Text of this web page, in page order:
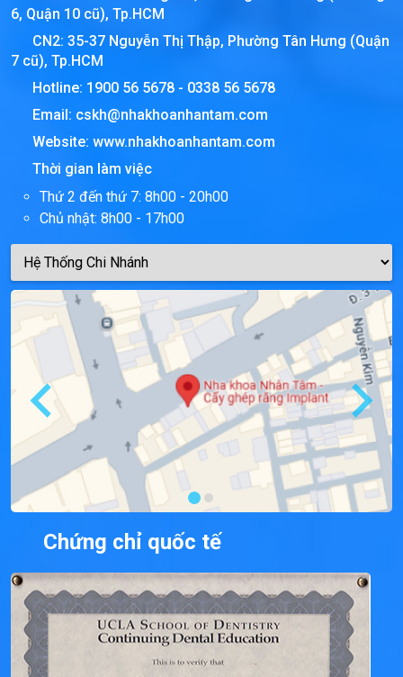
6, Quận 10 cũ), Tp.HCM
CN2: 35-37 Nguyễn Thị Thập, Phường Tân Hưng (Quận
7 cũ), Tp.HCM
Hotline: 1900 56 5678 - 0338 56 5678
Email: cskh@nhakhoanhantam.com
Website: www.nhakhoanhantam.com
Thời gian làm việc
Thứ 2 đến thứ 7: 8h00 - 20h00
Chủ nhật: 8h00 - 17h00
Chứng chỉ quốc tế